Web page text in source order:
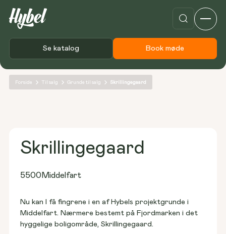
Grunde til salg
Se katalog Book møde
Forside Til salg Grunde til salg Skrillingegaard
Skrillingegaard
5500 Middelfart
Nu kan I få fingrene i en af Hybels projektgrunde i
Middelfart. Nærmere bestemt på Fjordmarken i det
hyggelige boligområde, Skrillingegaard.